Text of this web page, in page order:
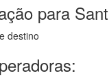
para
destino